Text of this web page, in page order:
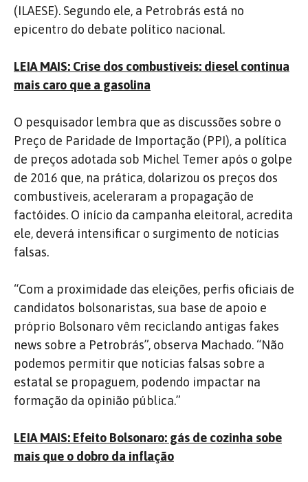
(ILAESE). Segundo ele, a Petrobrás está no
epicentro do debate político nacional.
LEIA MAIS: Crise dos combustíveis: diesel continua
mais caro que a gasolina
O pesquisador lembra que as discussões sobre o
Preço de Paridade de Importação (PPI), a política
de preços adotada sob Michel Temer após o golpe
de 2016 que, na prática, dolarizou os preços dos
combustíveis, aceleraram a propagação de
factóides. O início da campanha eleitoral, acredita
ele, deverá intensificar o surgimento de notícias
falsas.
“Com a proximidade das eleições, perfis oficiais de
candidatos bolsonaristas, sua base de apoio e
próprio Bolsonaro vêm reciclando antigas fakes
news sobre a Petrobrás”, observa Machado. “Não
podemos permitir que notícias falsas sobre a
estatal se propaguem, podendo impactar na
formação da opinião pública.”
LEIA MAIS: Efeito Bolsonaro: gás de cozinha sobe
mais que o dobro da inflação